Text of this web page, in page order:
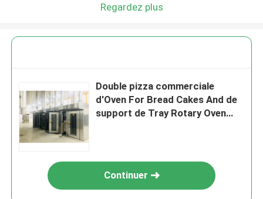
Regardez plus
Double pizza commerciale
d'Oven For Bread Cakes And de
support de Tray Rotary Oven
Continuer